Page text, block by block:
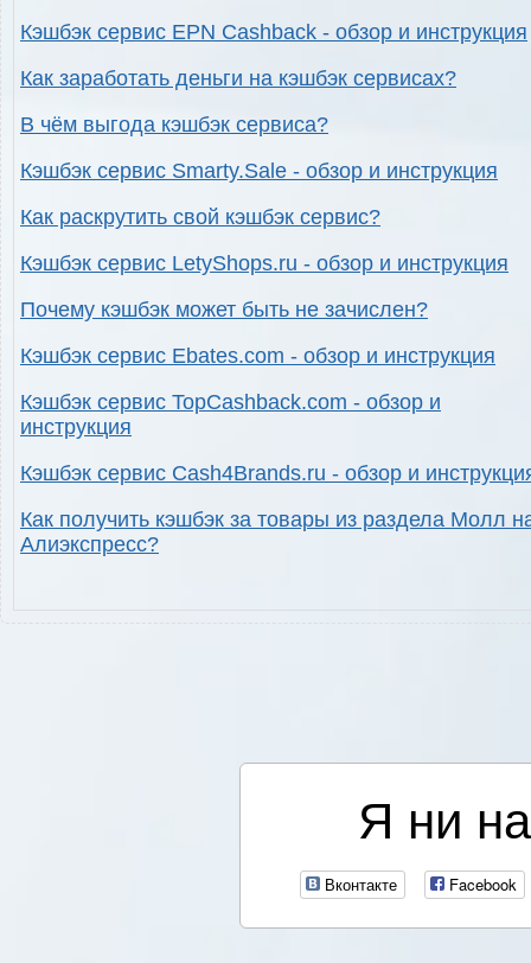
Кэшбэк сервис EPN Cashback - обзор и инструкция
Как заработать деньги на кэшбэк сервисах?
В чём выгода кэшбэк сервиса?
Кэшбэк сервис Smarty.Sale - обзор и инструкция
Как раскрутить свой кэшбэк сервис?
Кэшбэк сервис LetyShops.ru - обзор и инструкция
Почему кэшбэк может быть не зачислен?
Кэшбэк сервис Ebates.com - обзор и инструкция
Кэшбэк сервис TopCashback.com - обзор и
инструкция
Кэшбэк сервис Cash4Brands.ru - обзор и
Как получить кэшбэк за товары из раздела Молл
Алиэкспресс?
Я ни
Вконтакте Facebook